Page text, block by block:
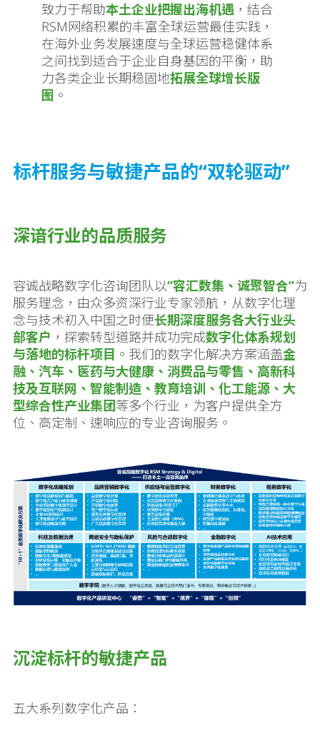
致力于帮助本土企业把握出海机遇 ，结合
RSM网络积累的丰富全球运营最佳实践，
在海外业务发展速度与全球运营稳健体系
之间找到适合于企业自身基因的平衡，助
力各类企业长期稳固地拓展全球增长版
图 。
标杆服务与敏捷产品的“双轮驱动”
深谙行业的品质服务
容诚战略数字化咨询团队以“容汇数集、诚聚智合”为
服务理念，由众多资深行业专家领航，从数字化理
念与技术初入中国之时便长期深度服务各大行业头
部客户 ，探索转型道路并成功完成数字化体系规划
与落地的标杆项目 。我们的数字化解决方案涵盖金
融、汽车、医药与大健康、消费品与零售、高新科
技及互联网、智能制造、教育培训、化工能源、大
型综合性产业集团等多个行业，为客户提供全方
位、高定制、速响应的专业咨询服务。
沉淀标杆的敏捷产品
五大系列数字化产品：